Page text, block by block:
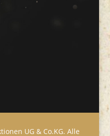
UG & Co.KG. Alle